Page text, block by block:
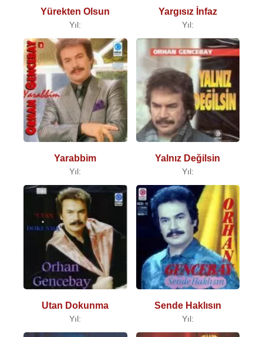
Yürekten Olsun
Yıl:
Yargısız İnfaz
Yıl:
Yarabbim
Yıl:
Yalnız Değilsin
Yıl:
Utan Dokunma
Yıl:
Sende Haklısın
Yıl: